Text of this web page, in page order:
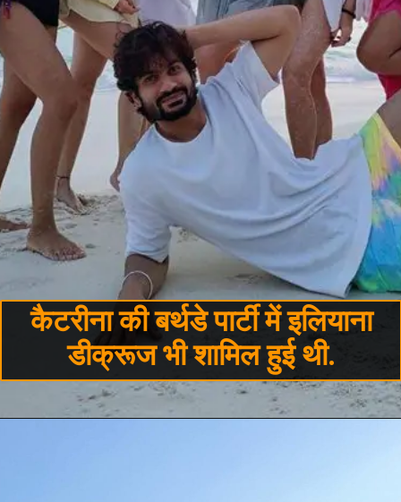
कैटरीना की बर्थडे पार्टी में इलियाना
डीक्रूज भी शामिल हुई थी.